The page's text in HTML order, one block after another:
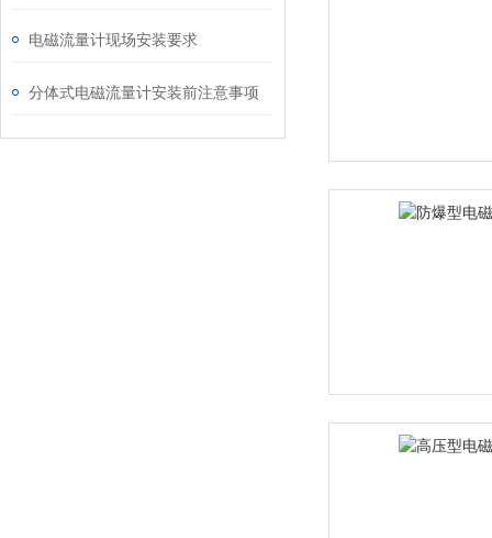
电磁流量计现场安装要求
分体式电磁流量计安装前注意事项